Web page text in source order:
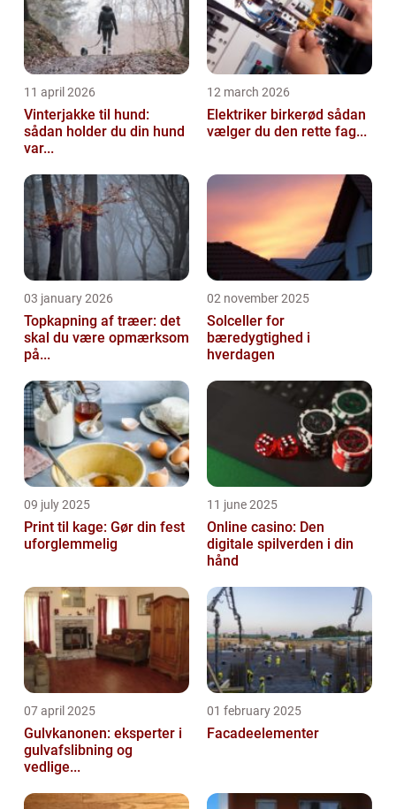
11 april 2026
Vinterjakke til hund:
sådan holder du din hund
var...
12 march 2026
Elektriker birkerød sådan
vælger du den rette fag...
03 january 2026
Topkapning af træer: det
skal du være opmærksom
på...
02 november 2025
Solceller for
bæredygtighed i
hverdagen
09 july 2025
Print til kage: Gør din fest
uforglemmelig
11 june 2025
Online casino: Den
digitale spilverden i din
hånd
07 april 2025
Gulvkanonen: eksperter i
gulvafslibning og
vedlige...
01 february 2025
Facadeelementer